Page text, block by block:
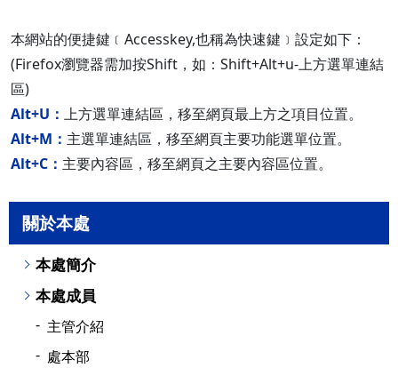
本網站的便捷鍵﹝Accesskey,也稱為快速鍵﹞設定如下：
(Firefox瀏覽器需加按Shift，如：Shift+Alt+u-上方選單連結
區)
Alt+U： 上方選單連結區，移至網頁最上方之項目位置。
Alt+M： 主選單連結區，移至網頁主要功能選單位置。
Alt+C： 主要內容區，移至網頁之主要內容區位置。
關於本處
本處簡介
本處成員
主管介紹
處本部